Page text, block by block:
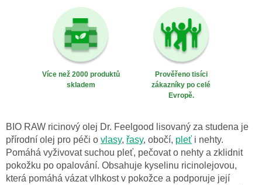
Více než 2000 produktů
skladem
Prověřeno tisíci
zákazníky po celé
Evropě.
BIO RAW ricinový olej Dr. Feelgood lisovaný za studena je
přírodní olej pro péči o vlasy, řasy, obočí, pleť i nehty.
Pomáhá vyživovat suchou pleť, pečovat o nehty a zklidnit
pokožku po opalování. Obsahuje kyselinu ricinolejovou,
která pomáhá vázat vlhkost v pokožce a podporuje její